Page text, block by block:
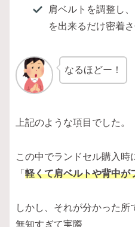
肩ベルトを調整し
を出来るだけ密着
なるほどー！
上記のような項目でした。
この中でランドセル購入時
「 軽くて肩ベルトや背中が
しかし、それが分かった
無知すぎて実際